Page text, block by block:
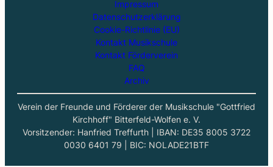
Impressum
Datenschutzerklärung
Cookie-Richtlinie (EU)
Kontakt Musikschule
Kontakt Förderverein
FAQ
Archiv
Verein der Freunde und Förderer der Musikschule "Gottfried
Kirchhoff" Bitterfeld-Wolfen e. V.
Vorsitzender: Hanfried Treffurth | IBAN: DE35 8005 3722
0030 6401 79 | BIC: NOLADE21BTF